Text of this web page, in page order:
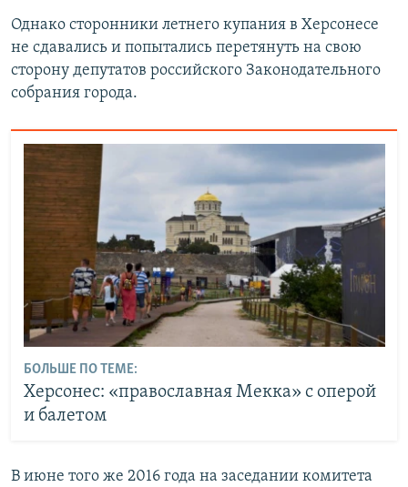
Однако сторонники летнего купания в Херсонесе
не сдавались и попытались перетянуть на свою
сторону депутатов российского Законодательного
собрания города.
БОЛЬШЕ ПО ТЕМЕ:
Херсонес: «православная Мекка» с оперой
и балетом
В июне того же 2016 года на заседании комитета